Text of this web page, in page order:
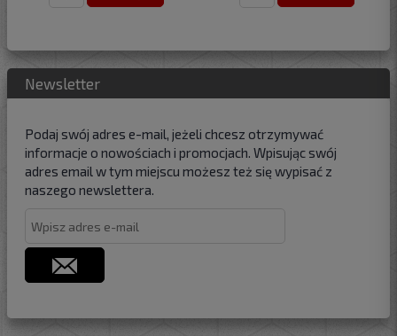
Newsletter
Podaj swój adres e-mail, jeżeli chcesz otrzymywać
informacje o nowościach i promocjach. Wpisując swój
adres email w tym miejscu możesz też się wypisać z
naszego newslettera.